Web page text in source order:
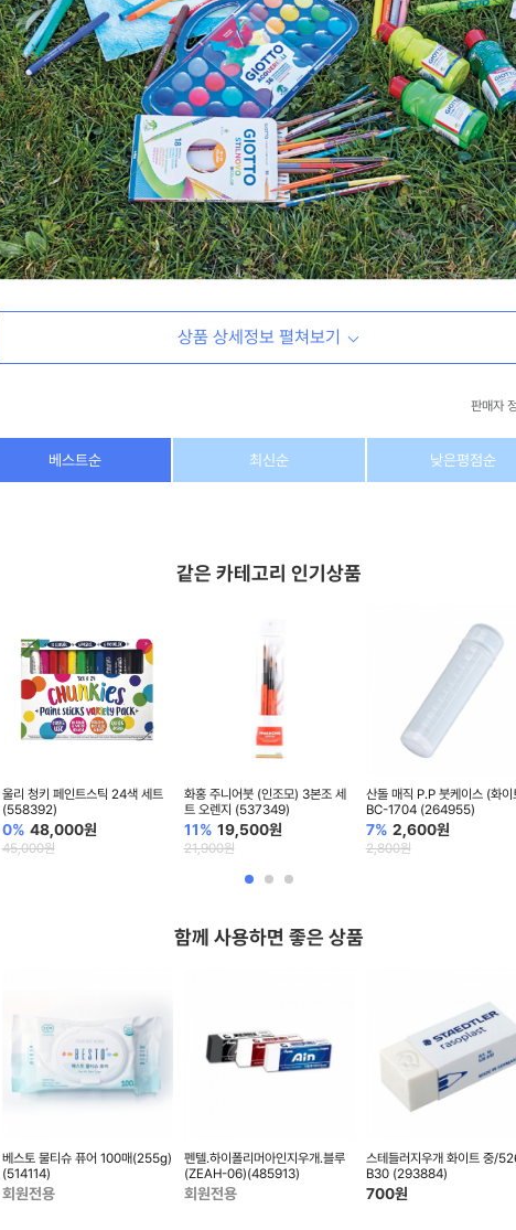
상품 상세정보 펼쳐보기
판매자
상호/대표자
소재지 경기도 고양시 덕양구 꽃마을로64, 1235호
베스트순 최신순 낮은평점순
같은 카테고리 인기상품
울리 청키 페인트스틱 24색 세트
(558392)
0% 48,000원
45,000원
화홍 주니어붓 (인조모) 3본조 세
트 오렌지 (537349)
11% 19,500원
21,900원
산돌 매직 P.P 붓케이스 (화이
BC-1704 (264955)
7% 2,600원
2,800원
함께 사용하면 좋은 상품
베스토 물티슈 퓨어 100매(255g)
(514114)
회원전용
펜텔.하이폴리머아인지우개.블루
(ZEAH-06)(485913)
회원전용
스테들러지우개 화이트 중/
B30 (293884)
700원